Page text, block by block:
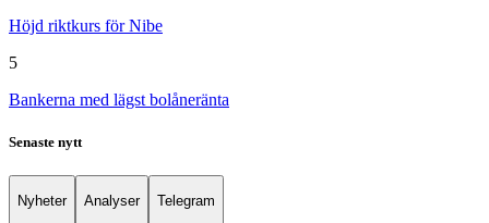
Höjd riktkurs för Nibe
5
Bankerna med lägst bolåneränta
Senaste nytt
Nyheter Analyser Telegram